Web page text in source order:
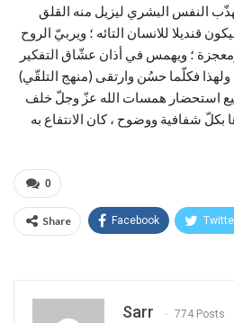
النفس البشري ليزيل منه القلق
قنديلا للانسان التائه ؛ ويربيّ الروح
؛ ويهمس في أذان عشّاق التفكير
ولهذا فكلّما حسُن وارتقى (منهج التلقّي)
استحضار همسات الله عزّ وجلّ خلف
بكلّ شفافية ووضوح ، كان الانتفاع به
0
Share Facebook
Sarr 774 Posts